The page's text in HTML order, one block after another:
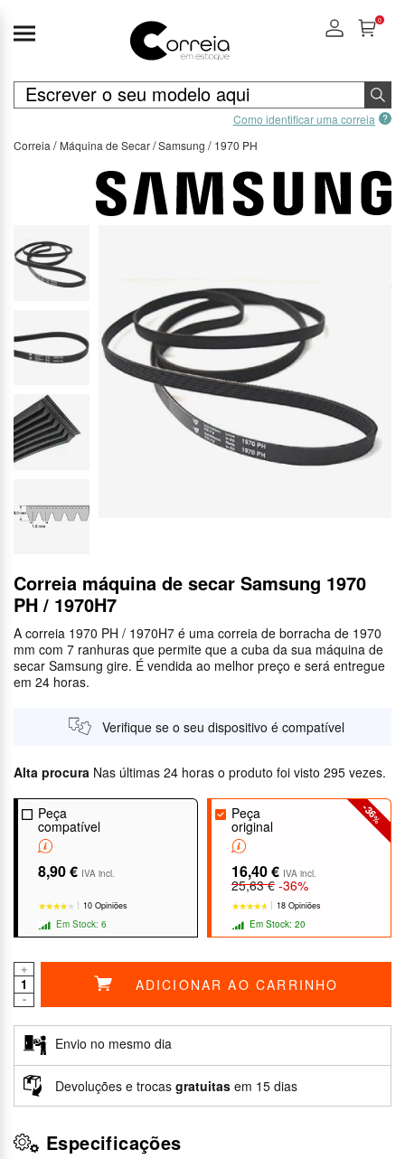
Como identificar uma correia
0
Correia Máquina de Secar Samsung 1970 PH
Correia máquina de secar Samsung 1970
PH / 1970H7
A correia 1970 PH / 1970H7 é uma correia de borracha de 1970
mm com 7 ranhuras que permite que a cuba da sua máquina de
secar Samsung gire. É vendida ao melhor preço e será entregue
em 24 horas.
Verifique se o seu dispositivo é compatível
Alta procura Nas últimas 24 horas o produto foi visto 295 vezes.
Peça
compatível
8,90 € IVA incl.
★★★★★
★★★★★
10 Opiniões
Em Stock: 6
-36
%
Peça
original
16,40 € IVA incl.
25,63 € -36%
★★★★★
★★★★★
18 Opiniões
Em Stock: 20
+
-
ADICIONAR AO CARRINHO
Envio no mesmo dia
Devoluções e trocas gratuitas em 15 dias
Especificações